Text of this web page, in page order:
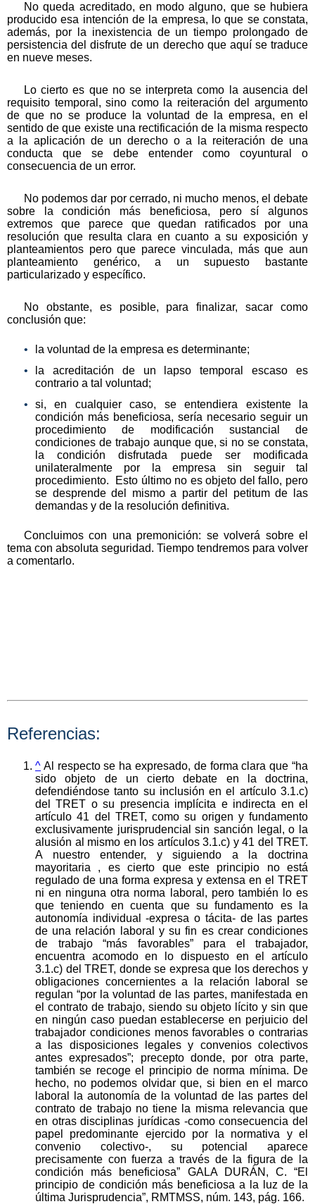
No queda acreditado, en modo alguno, que se hubiera
producido esa intención de la empresa, lo que se constata,
además, por la inexistencia de un tiempo prolongado de
persistencia del disfrute de un derecho que aquí se traduce
en nueve meses.
Lo cierto es que no se interpreta como la ausencia del
requisito temporal, sino como la reiteración del argumento
de que no se produce la voluntad de la empresa, en el
sentido de que existe una rectificación de la misma respecto
a la aplicación de un derecho o a la reiteración de una
conducta que se debe entender como coyuntural o
consecuencia de un error.
No podemos dar por cerrado, ni mucho menos, el debate
sobre la condición más beneficiosa, pero sí algunos
extremos que parece que quedan ratificados por una
resolución que resulta clara en cuanto a su exposición y
planteamientos pero que parece vinculada, más que aun
planteamiento genérico, a un supuesto bastante
particularizado y específico.
No obstante, es posible, para finalizar, sacar como
conclusión que:
la voluntad de la empresa es determinante;
la acreditación de un lapso temporal escaso es
contrario a tal voluntad;
si, en cualquier caso, se entendiera existente la
condición más beneficiosa, sería necesario seguir un
procedimiento de modificación sustancial de
condiciones de trabajo aunque que, si no se constata,
la condición disfrutada puede ser modificada
unilateralmente por la empresa sin seguir tal
procedimiento. Esto último no es objeto del fallo, pero
se desprende del mismo a partir del petitum de las
demandas y de la resolución definitiva.
Concluimos con una premonición: se volverá sobre el
tema con absoluta seguridad. Tiempo tendremos para volver
a comentarlo.
Referencias:
^ Al respecto se ha expresado, de forma clara que “ha
sido objeto de un cierto debate en la doctrina,
defendiéndose tanto su inclusión en el artículo 3.1.c)
del TRET o su presencia implícita e indirecta en el
artículo 41 del TRET, como su origen y fundamento
exclusivamente jurisprudencial sin sanción legal, o la
alusión al mismo en los artículos 3.1.c) y 41 del TRET.
A nuestro entender, y siguiendo a la doctrina
mayoritaria , es cierto que este principio no está
regulado de una forma expresa y extensa en el TRET
ni en ninguna otra norma laboral, pero también lo es
que teniendo en cuenta que su fundamento es la
autonomía individual -expresa o tácita- de las partes
de una relación laboral y su fin es crear condiciones
de trabajo “más favorables” para el trabajador,
encuentra acomodo en lo dispuesto en el artículo
3.1.c) del TRET, donde se expresa que los derechos y
obligaciones concernientes a la relación laboral se
regulan “por la voluntad de las partes, manifestada en
el contrato de trabajo, siendo su objeto lícito y sin que
en ningún caso puedan establecerse en perjuicio del
trabajador condiciones menos favorables o contrarias
a las disposiciones legales y convenios colectivos
antes expresados”; precepto donde, por otra parte,
también se recoge el principio de norma mínima. De
hecho, no podemos olvidar que, si bien en el marco
laboral la autonomía de la voluntad de las partes del
contrato de trabajo no tiene la misma relevancia que
en otras disciplinas jurídicas -como consecuencia del
papel predominante ejercido por la normativa y el
convenio colectivo-, su potencial aparece
precisamente con fuerza a través de la figura de la
condición más beneficiosa” GALA DURÁN, C. “El
principio de condición más beneficiosa a la luz de la
última Jurisprudencia”, RMTMSS, núm. 143, pág. 166.